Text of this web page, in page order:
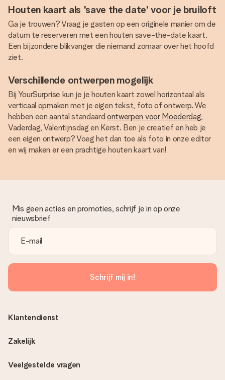
Houten kaart als 'save the date' voor je bruiloft
Ga je trouwen? Vraag je gasten op een originele manier om de
datum te reserveren met een houten save-the-date kaart.
Een bijzondere blikvanger die niemand zomaar over het hoofd
ziet.
Verschillende ontwerpen mogelijk
Bij YourSurprise kun je je houten kaart zowel horizontaal als
verticaal opmaken met je eigen tekst, foto of ontwerp. We
hebben een aantal standaardontwerpen voor Moederdag,
Vaderdag, Valentijnsdag en Kerst. Ben je creatief en heb je
een eigen ontwerp? Voeg het dan toe als foto in onze editor
en wij maken er een prachtige houten kaart van!
Mis geen acties en promoties, schrijf je in op onze
nieuwsbrief
Schrijf mij in!
Veelgestelde vragen
Klantendienst
Zakelijk